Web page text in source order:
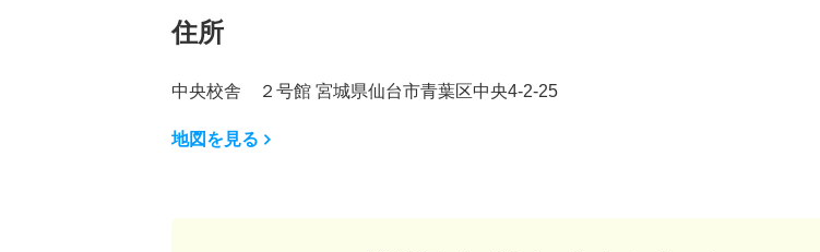
住所
中央校舎 ２号館 宮城県仙台市青葉区中央4-2-25
地図を見る